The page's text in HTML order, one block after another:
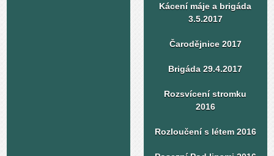
Kácení máje a brigáda
3.5.2017
Čarodějnice 2017
Brigáda 29.4.2017
Rozsvícení stromku
2016
Rozloučení s létem 2016